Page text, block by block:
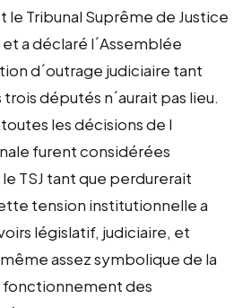
le Tribunal Suprême de Justice
et a déclaré l´Assemblée
d´outrage judiciaire tant
députés n´aurait pas lieu.
les décisions de l
furent considérées
TSJ tant que perdurerait
tension institutionnelle a
législatif, judiciaire, et
assez symbolique de la
des